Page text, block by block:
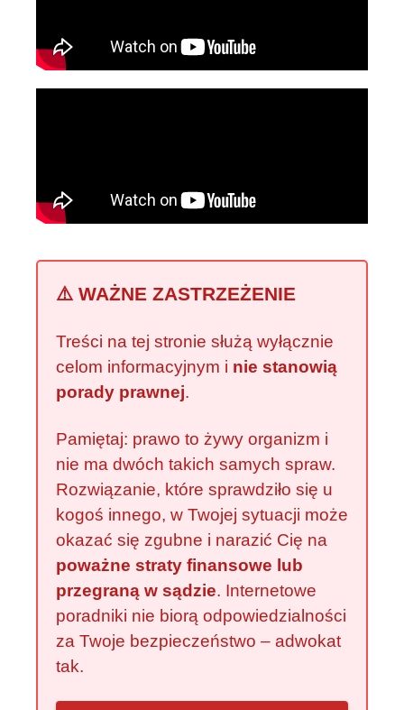
⚠️ WAŻNE ZASTRZEŻENIE
Treści na tej stronie służą wyłącznie
celom informacyjnym i nie stanowią
porady prawnej.
Pamiętaj: prawo to żywy organizm i
nie ma dwóch takich samych spraw.
Rozwiązanie, które sprawdziło się u
kogoś innego, w Twojej sytuacji może
okazać się zgubne i narazić Cię na
poważne straty finansowe lub
przegraną w sądzie. Internetowe
poradniki nie biorą odpowiedzialności
za Twoje bezpieczeństwo – adwokat
tak.